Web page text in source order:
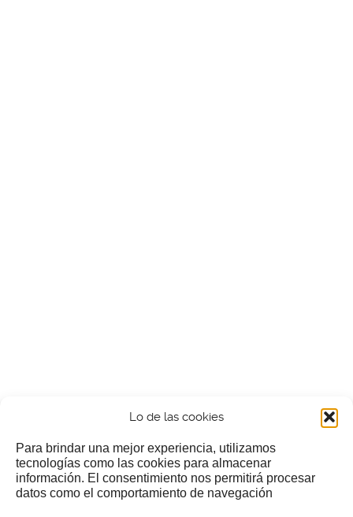
Lo de las cookies
Para brindar una mejor experiencia, utilizamos
tecnologías como las cookies para almacenar
información. El consentimiento nos permitirá procesar
datos como el comportamiento de navegación
¿Nos invitas a un cafecillo?